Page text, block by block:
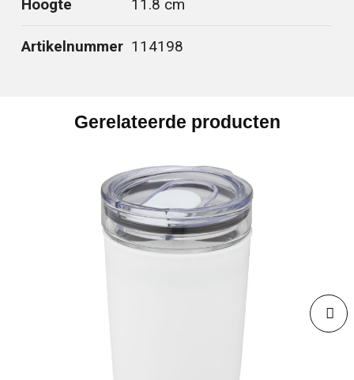
Hoogte 11.8 cm
Artikelnummer 114198
Gerelateerde producten